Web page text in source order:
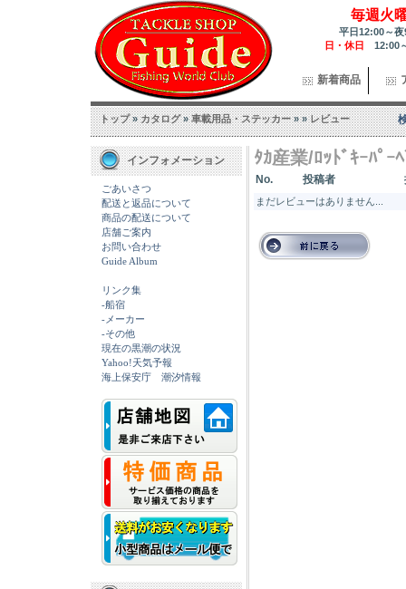
毎週火
平日12:00～
日・休日 12:00
新着商品
トップ»カタログ»車載用品・ステッカー»»レビュー
インフォメーション
ごあいさつ
配送と返品について
商品の配送について
店舗ご案内
お問い合わせ
Guide Album
リンク集
-船宿
-メーカー
-その他
現在の黒潮の状況
Yahoo!天気予報
海上保安庁 潮汐情報
ﾀｶ産業/ﾛｯﾄﾞｷｰﾊﾟ
No. 投稿者
まだレビューはありません...